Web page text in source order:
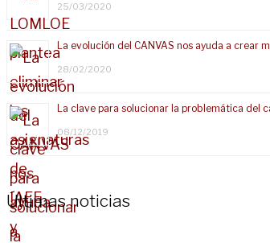
25/03/2020
La evolución del CANVAS nos ayuda a crear
28/02/2020
La clave para solucionar la problemática del
08/12/2019
Últimas noticias